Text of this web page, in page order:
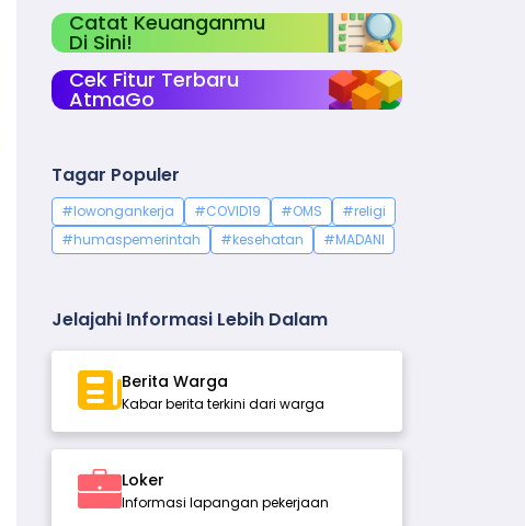
Catat Keuanganmu
Di Sini!
Cek Fitur Terbaru
AtmaGo
Tagar Populer
#lowongankerja #COVID19 #OMS
#religi
#humaspemerintah
#kesehatan #MADANI
Jelajahi Informasi Lebih Dalam
Berita Warga
Kabar berita terkini dari warga
Loker
Informasi lapangan pekerjaan